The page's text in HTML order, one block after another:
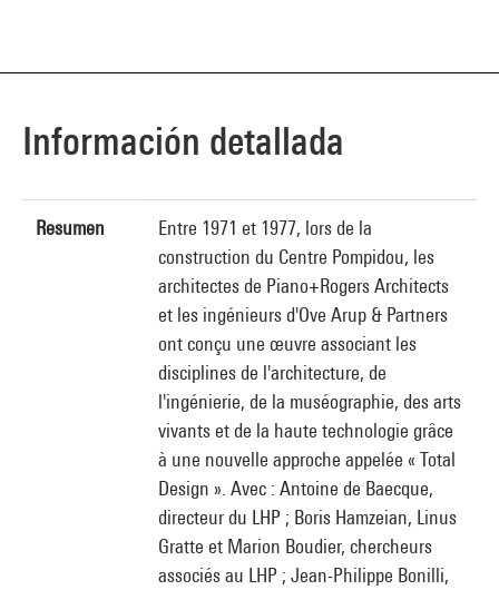
Información detallada
Resumen
Entre 1971 et 1977, lors de la
construction du Centre Pompidou, les
architectes de Piano+Rogers Architects
et les ingénieurs d'Ove Arup & Partners
ont conçu une œuvre associant les
disciplines de l'architecture, de
l'ingénierie, de la muséographie, des arts
vivants et de la haute technologie grâce
à une nouvelle approche appelée « Total
Design ». Avec : Antoine de Baecque,
directeur du LHP ; Boris Hamzeian, Linus
Gratte et Marion Boudier, chercheurs
associés au LHP ; Jean-Philippe Bonilli,